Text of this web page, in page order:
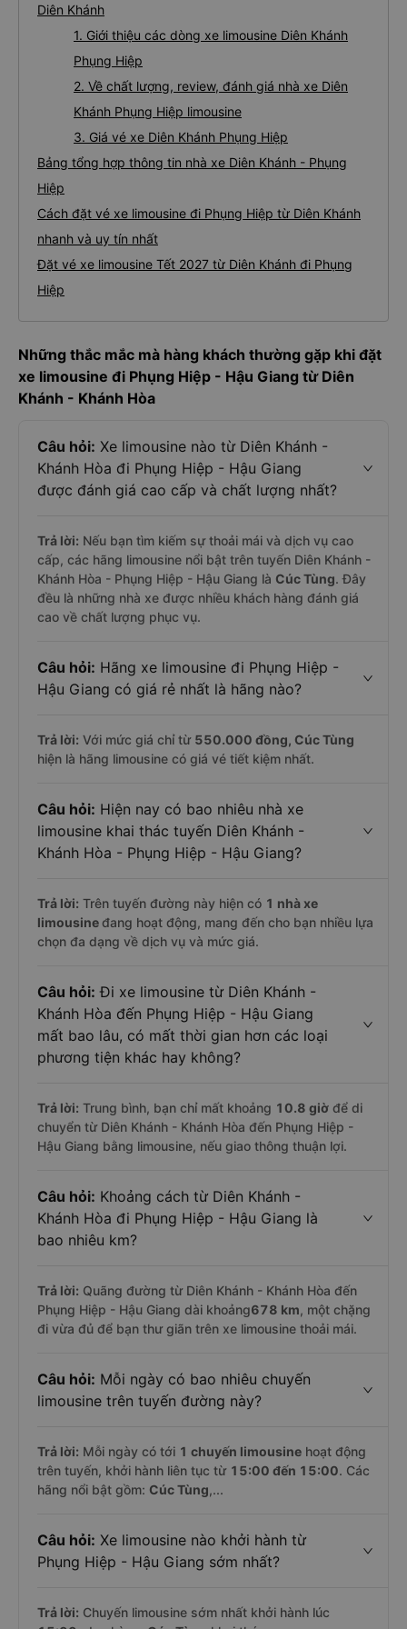
Diên Khánh
1. Giới thiệu các dòng xe limousine Diên Khánh
Phụng Hiệp
2. Về chất lượng, review, đánh giá nhà xe Diên
Khánh Phụng Hiệp limousine
3. Giá vé xe Diên Khánh Phụng Hiệp
Bảng tổng hợp thông tin nhà xe Diên Khánh - Phụng
Hiệp
Cách đặt vé xe limousine đi Phụng Hiệp từ Diên Khánh
nhanh và uy tín nhất
Đặt vé xe limousine Tết 2027 từ Diên Khánh đi Phụng
Hiệp
Những thắc mắc mà hàng khách thường gặp khi đặt
xe limousine đi Phụng Hiệp - Hậu Giang từ Diên
Khánh - Khánh Hòa
Câu hỏi: Xe limousine nào từ Diên Khánh -
Khánh Hòa đi Phụng Hiệp - Hậu Giang
được đánh giá cao cấp và chất lượng nhất?
Trả lời: Nếu bạn tìm kiếm sự thoải mái và dịch vụ cao
cấp, các hãng limousine nổi bật trên tuyến Diên Khánh -
Khánh Hòa - Phụng Hiệp - Hậu Giang là Cúc Tùng. Đây
đều là những nhà xe được nhiều khách hàng đánh giá
cao về chất lượng phục vụ.
Câu hỏi: Hãng xe limousine đi Phụng Hiệp -
Hậu Giang có giá rẻ nhất là hãng nào?
Trả lời: Với mức giá chỉ từ 550.000 đồng, Cúc Tùng
hiện là hãng limousine có giá vé tiết kiệm nhất.
Câu hỏi: Hiện nay có bao nhiêu nhà xe
limousine khai thác tuyến Diên Khánh -
Khánh Hòa - Phụng Hiệp - Hậu Giang?
Trả lời: Trên tuyến đường này hiện có 1 nhà xe
limousineđang hoạt động, mang đến cho bạn nhiều lựa
chọn đa dạng về dịch vụ và mức giá.
Câu hỏi: Đi xe limousine từ Diên Khánh -
Khánh Hòa đến Phụng Hiệp - Hậu Giang
mất bao lâu, có mất thời gian hơn các loại
phương tiện khác hay không?
Trả lời: Trung bình, bạn chỉ mất khoảng 10.8 giờ để di
chuyển từ Diên Khánh - Khánh Hòa đến Phụng Hiệp -
Hậu Giang bằng limousine, nếu giao thông thuận lợi.
Câu hỏi: Khoảng cách từ Diên Khánh -
Khánh Hòa đi Phụng Hiệp - Hậu Giang là
bao nhiêu km?
Trả lời: Quãng đường từ Diên Khánh - Khánh Hòa đến
Phụng Hiệp - Hậu Giang dài khoảng678 km, một chặng
đi vừa đủ để bạn thư giãn trên xe limousine thoải mái.
Câu hỏi: Mỗi ngày có bao nhiêu chuyến
limousine trên tuyến đường này?
Trả lời: Mỗi ngày có tới 1 chuyến limousine hoạt động
trên tuyến, khởi hành liên tục từ 15:00 đến 15:00. Các
hãng nổi bật gồm: Cúc Tùng,...
Câu hỏi: Xe limousine nào khởi hành từ
Phụng Hiệp - Hậu Giang sớm nhất?
Trả lời: Chuyến limousine sớm nhất khởi hành lúc